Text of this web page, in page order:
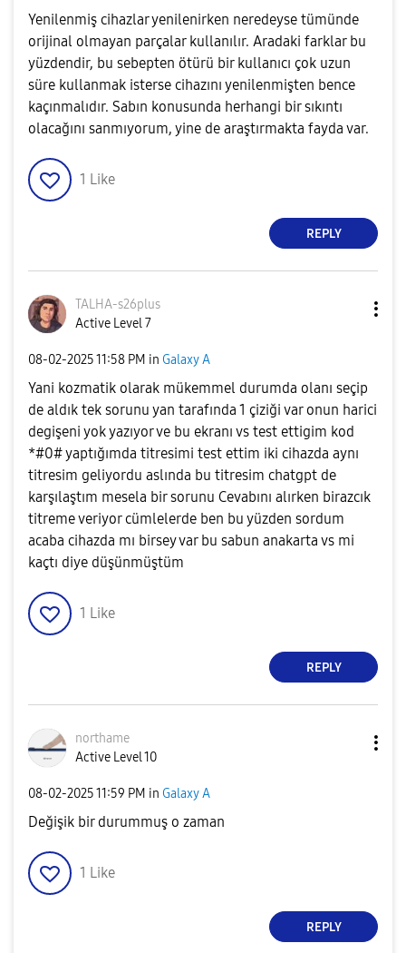
Yenilenmiş cihazlar yenilenirken neredeyse tümünde
orijinal olmayan parçalar kullanılır. Aradaki farklar bu
yüzdendir, bu sebepten ötürü bir kullanıcı çok uzun
süre kullanmak isterse cihazını yenilenmişten bence
kaçınmalıdır. Sabın konusunda herhangi bir sıkıntı
olacağını sanmıyorum, yine de araştırmakta fayda var.
1 Like
REPLY
TALHA-s26plus
Active Level 7
‎08-02-202511:58 PM in Galaxy A
Yani kozmatik olarak mükemmel durumda olanı seçip
de aldık tek sorunu yan tarafında 1 çiziği var onun harici
degişeni yok yazıyor ve bu ekranı vs test ettigim kod
*#0# yaptığımda titresimi test ettim iki cihazda aynı
titresim geliyordu aslında bu titresim chatgpt de
karşılaştım mesela bir sorunu Cevabını alırken birazcık
titreme veriyor cümlelerde ben bu yüzden sordum
acaba cihazda mı birsey var bu sabun anakarta vs mi
kaçtı diye düşünmüştüm
1 Like
REPLY
northame
Active Level 10
‎08-02-202511:59 PM in Galaxy A
Değişik bir durummuş o zaman
1 Like
REPLY